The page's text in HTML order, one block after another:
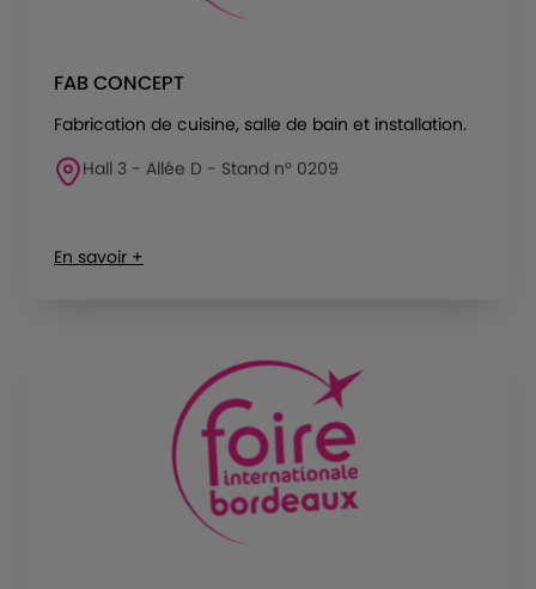
FAB CONCEPT
Fabrication de cuisine, salle de bain et installation.
Hall 3 - Allée D - Stand n° 0209
En savoir +